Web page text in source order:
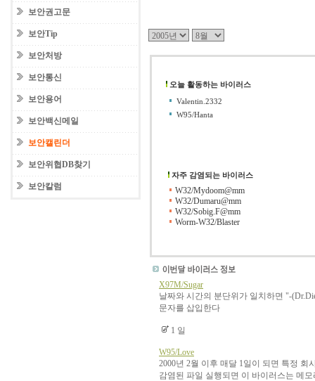
보안권고문
보안Tip
보안처방
보안통신
보안용어
보안백신메일
보안캘린더
보안위협DB찾기
보안칼럼
오늘 활동하는 바이러스
Valentin.2332
W95/Hanta
자주 감염되는 바이러스
W32/Mydoom@mm
W32/Dumaru@mm
W32/Sobig.F@mm
Worm-W32/Blaster
X97M/Sugar
날짜와 시간의 분단위가 일치하면 "-
문자를 삽입한다
1 일
W95/Love
2000년 2월 이후 매달 1일이 되면 특정 회
감염된 파일 실행되면 이 바이러스는 메